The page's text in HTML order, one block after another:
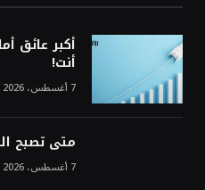
ترقب تطورات الوساطة بشأن
أكبر عائق
أنت!
7 أغسطس، 2026
متى تصبح
7 أغسطس، 2026